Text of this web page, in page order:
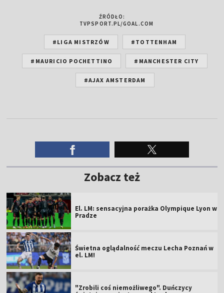
ŹRÓDŁO:
TVPSPORT.PL/GOAL.COM
#LIGA MISTRZÓW #TOTTENHAM
#MAURICIO POCHETTINO #MANCHESTER CITY
#AJAX AMSTERDAM
Zobacz też
El. LM: sensacyjna porażka Olympique Lyon w
Pradze
Świetna oglądalność meczu Lecha Poznań w
el. LM!
"Zrobili coś niemożliwego". Duńczycy